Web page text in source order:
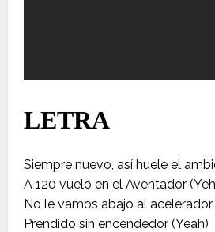
LETRA
Siempre nuevo, así huele el
A 120 vuelo en el Aventador
No le vamos abajo al acelerador
Prendido sin encendedor (Yeah)